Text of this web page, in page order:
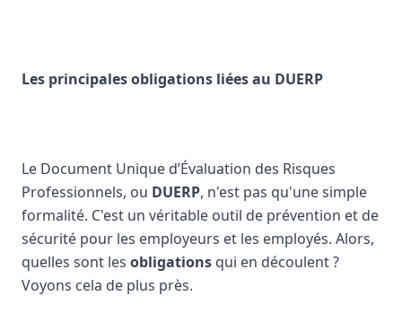
Les principales obligations liées au DUERP
Le Document Unique d’Évaluation des Risques
Professionnels, ou DUERP, n'est pas qu'une simple
formalité. C'est un véritable outil de prévention et de
sécurité pour les employeurs et les employés. Alors,
quelles sont les obligations qui en découlent ?
Voyons cela de plus près.